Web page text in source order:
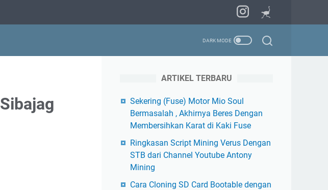
ARTIKEL TERBARU
Sekering (Fuse) Motor Mio Soul
Bermasalah , Akhirnya Beres Dengan
Membersihkan Karat di Kaki Fuse
Ringkasan Script Mining Verus Dengan
STB dari Channel Youtube Antony
Mining
Cara Cloning SD Card Bootable dengan